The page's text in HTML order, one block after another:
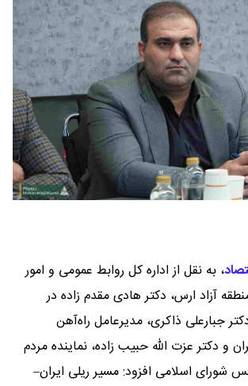
، به نقل از اداره کل روابط عمومی و امور
آزاد ارس، دکتر هادی مقدم‌ زاده در
جبارعلی ذاکری، مدیرعامل راه‌آهن
و دکتر عزت‌ الله حبیب‌ زاده، نماینده مردم
شورای اسلامی افزود: مسیر ریلی ایران–